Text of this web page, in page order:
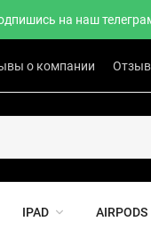
на наш
о компании
IPAD AIRPODS